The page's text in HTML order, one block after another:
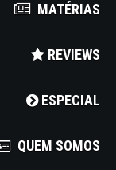
MATÉRIAS
REVIEWS
ESPECIAL
QUEM SOMOS